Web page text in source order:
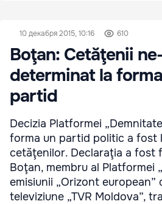
10 декабря 2015, 10:16 610
Boţan: Cetăţenii
determinat la
partid
Decizia Platformei
forma un partid politic a fost
cetăţenilor. Declaraţia a fost
Boţan, membru al Platformei
emisiunii „Orizont european”
televiziune „TVR Moldova”,